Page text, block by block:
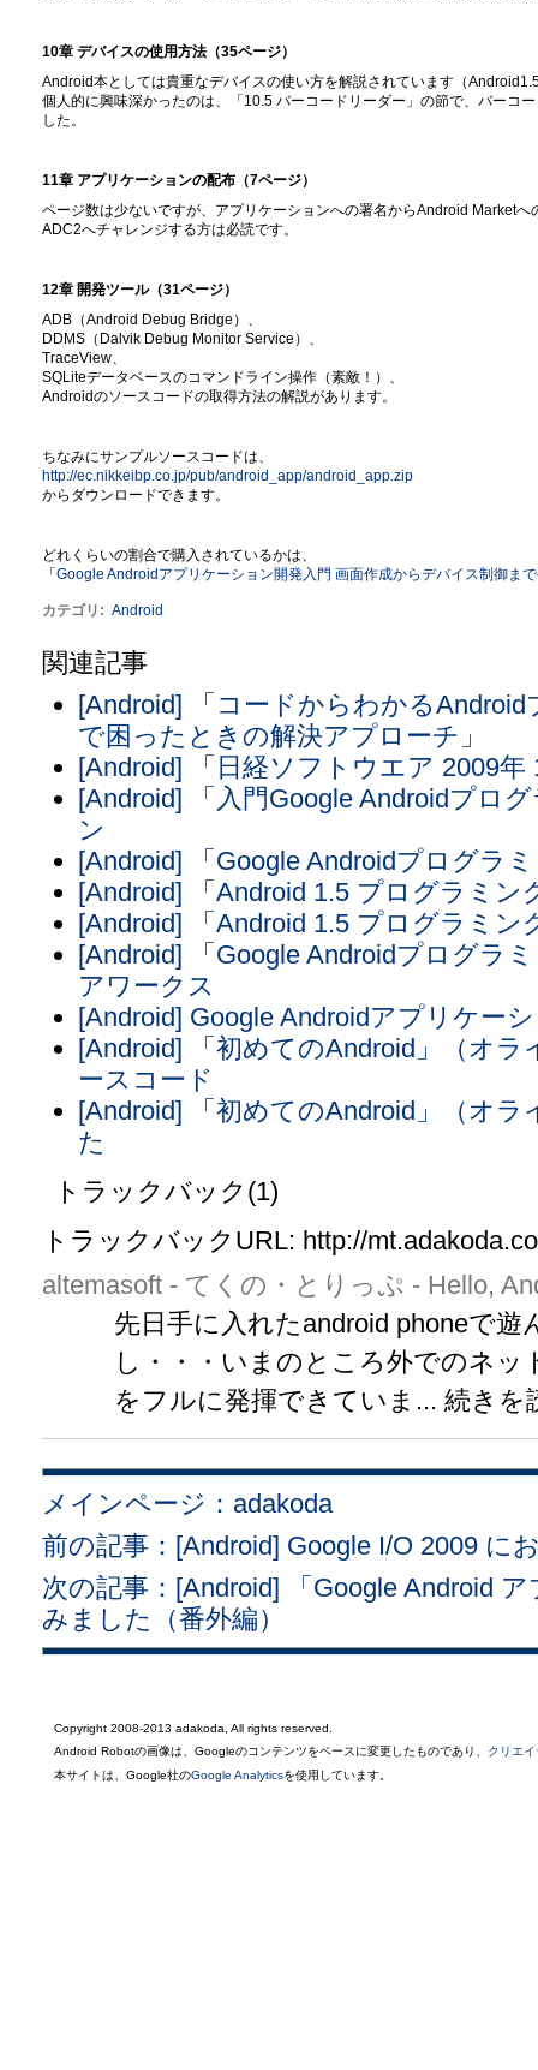
10章 デバイスの使用方法（35ページ）
Android本としては貴重なデバイスの使い方を解説されています（
個人的に興味深かったのは、「10.5 バーコードリーダー」の節で、バーコ
した。
11章 アプリケーションの配布（7ページ）
ページ数は少ないですが、アプリケーションへの署名からAndroid Marketへ
ADC2へチャレンジする方は必読です。
12章 開発ツール（31ページ）
ADB（Android Debug Bridge）、
DDMS（Dalvik Debug Monitor Service）、
TraceView、
SQLiteデータベースのコマンドライン操作（素敵！）、
Androidのソースコードの取得方法の解説があります。
ちなみにサンプルソースコードは、
http://ec.nikkeibp.co.jp/pub/android_app/android_app.zip
からダウンロードできます。
どれくらいの割合で購入されているかは、
「Google Androidアプリケーション開発入門 画面作成からデバイス制御ま
カテゴリ : Android
関連記事
[Android] 「コードからわかる
で困ったときの解決アプローチ」
[Android] 「日経ソフトウエア 2009年
[Android] 「入門Google Androidプロ
ン
[Android] 「Google Androidプログラ
[Android] 「Android 1.5 プログラミ
[Android] 「Android 1.5 プログラミン
[Android] 「Google Androidプログラ
アワークス
[Android] Google Androidアプリケー
[Android] 「初めてのAndroid」（オ
ースコード
[Android] 「初めてのAndroid」（オ
た
トラックバック(1)
トラックバックURL: http://
altemasoft - てくの・とりっぷ - Hello,
先日手に入れたandroid phoneで
し・・・いまのところ外でのネッ
をフルに発揮できていま... 続きを
メインページ：adakoda
前の記事：[Android] Google I/O 2009 に
次の記事：[Android] 「Google Android
みました（番外編）
Copyright 2008-2013 adakoda, All rights reserved.
Android Robotの画像は、Googleのコンテンツをベースに変更したものであり、 クリエ
本サイトは、Google社のGoogle Analyticsを使用しています。